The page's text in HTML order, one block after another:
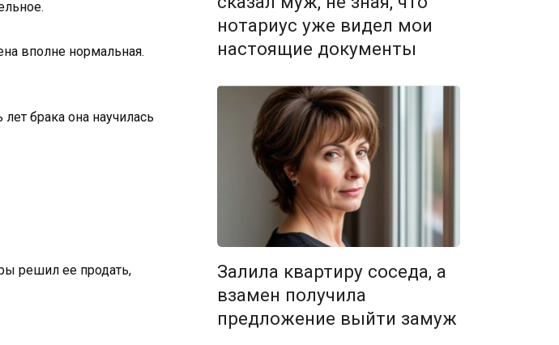
вполне нормальная.
брака она научилась
решил ее продать,
нотариус уже видел мои
настоящие документы
Залила квартиру соседа, а
взамен получила
предложение выйти замуж